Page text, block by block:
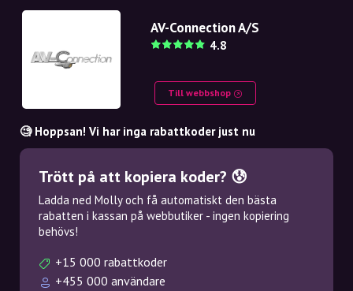
NL
AV-Connection A/S
4.8
Till webbshop
🧐 Hoppsan! Vi har inga rabattkoder just nu
Trött på att kopiera koder? 😰
Ladda ned Molly och få automatiskt den bästa
rabatten i kassan på webbutiker - ingen kopiering
behövs!
+15 000 rabattkoder
+455 000 användare